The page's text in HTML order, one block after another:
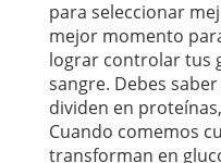
para seleccionar
mejor momento
lograr controlar tus
sangre. Debes
dividen en
Cuando comemos
transforman en